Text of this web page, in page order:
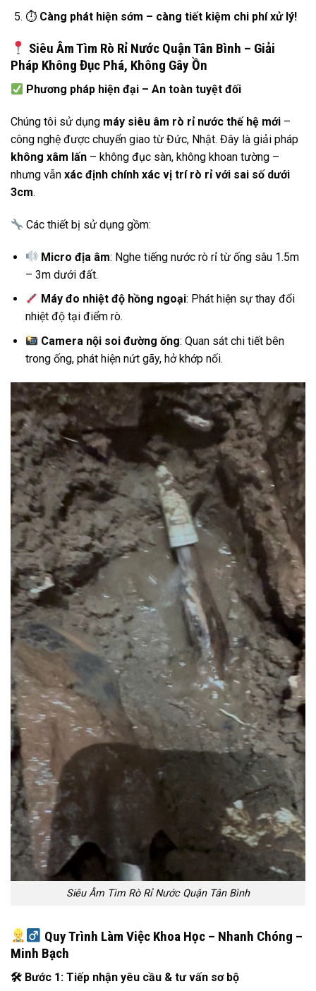
⏱ Càng phát hiện sớm – càng tiết kiệm chi phí xử lý!
Siêu Âm Tìm Rò Rỉ Nước Quận Tân Bình – Giải
Pháp Không Đục Phá, Không Gây Ồn
Phương pháp hiện đại – An toàn tuyệt đối
Chúng tôi sử dụng máy siêu âm rò rỉ nước thế hệ mới –
công nghệ được chuyển giao từ Đức, Nhật. Đây là giải pháp
không xâm lấn – không đục sàn, không khoan tường –
nhưng vẫn xác định chính xác vị trí rò rỉ với sai số dưới
3cm.
Các thiết bị sử dụng gồm:
Micro địa âm: Nghe tiếng nước rò rỉ từ ống sâu 1.5m
– 3m dưới đất.
Máy đo nhiệt độ hồng ngoại: Phát hiện sự thay đổi
nhiệt độ tại điểm rò.
Camera nội soi đường ống: Quan sát chi tiết bên
trong ống, phát hiện nứt gãy, hở khớp nối.
Siêu Âm Tìm Rò Rỉ Nước Quận Tân Bình
Quy Trình Làm Việc Khoa Học – Nhanh Chóng –
Minh Bạch
🛠 ️ Bước 1: Tiếp nhận yêu cầu & tư vấn sơ bộ